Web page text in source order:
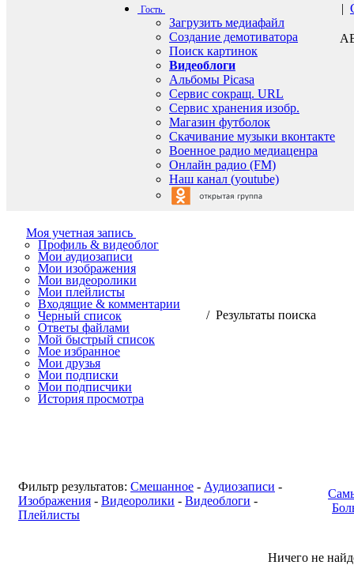
Гость
Загрузить медиафайл
Создание демотиватора
Поиск картинок
Видеоблоги
Альбомы Picasa
Сервис сокращ. URL
Сервис хранения изобр.
Магазин футболок
Скачивание музыки вконтакте
Военное радио медиаценра
Онлайн радио (FM)
Наш канал (youtube)
|
Моя учетная запись
Профиль & видеоблог
Мои аудиозаписи
Мои изображения
Мои видеоролики
Мои плейлисты
Входящие & комментарии
Черный список
Ответы файлами
Мой быстрый список
Мое избранное
Мои друзья
Мои подписки
Мои подписчики
История просмотра
/ Результаты поиска
Фильтр результатов: Смешанное - Аудиозаписи -
Изображения - Видеоролики - Видеоблоги -
Плейлисты
Ничего не